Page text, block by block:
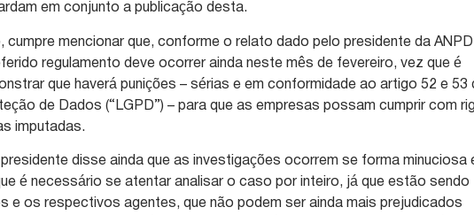
em conjunto a publicação desta.
cumpre mencionar que, conforme o relato dado pelo presidente da
regulamento deve ocorrer ainda neste mês de fevereiro, vez que é
que haverá punições – sérias e em conformidade ao artigo 52 e 53
de Dados (“LGPD”) – para que as empresas possam cumprir com
imputadas.
disse ainda que as investigações ocorrem se forma minuciosa
é necessário se atentar analisar o caso por inteiro, já que estão sendo
e os respectivos agentes, que não podem ser ainda mais prejudicados